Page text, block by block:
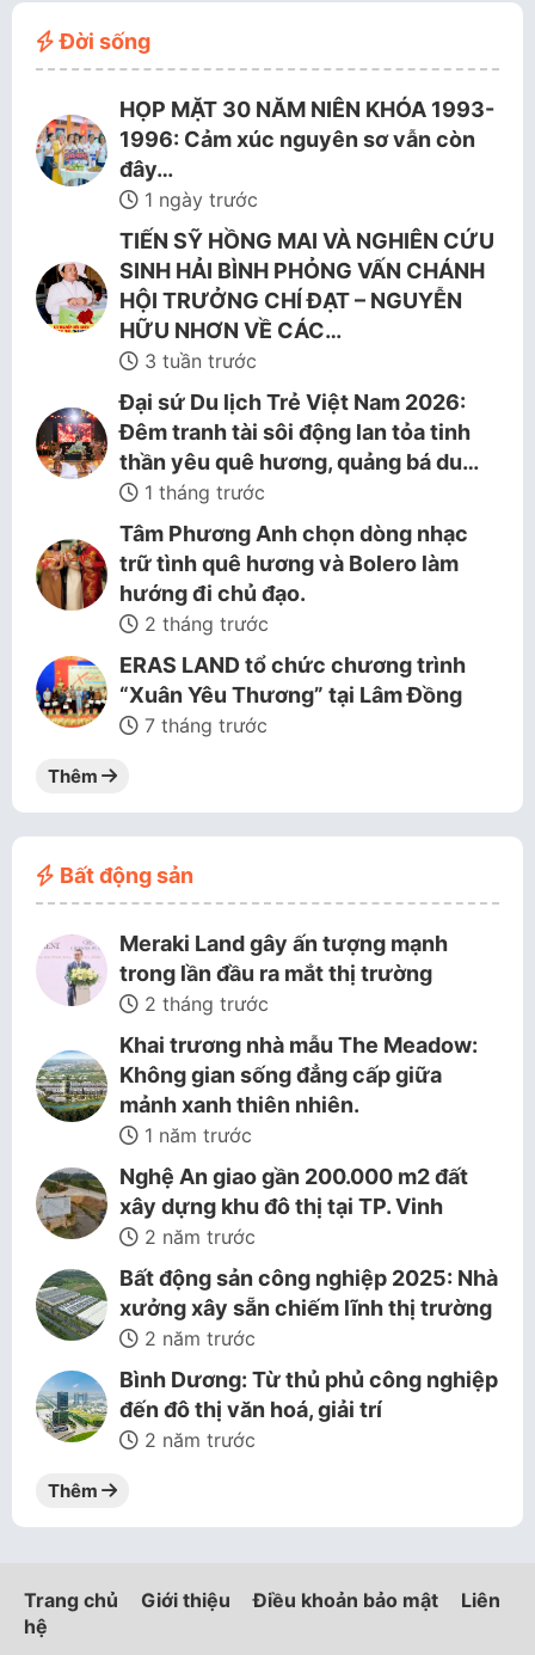
Đời sống
HỌP MẶT 30 NĂM NIÊN KHÓA 1993-
1996: Cảm xúc nguyên sơ vẫn còn
đây…
1 ngày trước
TIẾN SỸ HỒNG MAI VÀ NGHIÊN CỨU
SINH HẢI BÌNH PHỎNG VẤN CHÁNH
HỘI TRƯỞNG CHÍ ĐẠT – NGUYỄN
HỮU NHƠN VỀ CÁC…
3 tuần trước
Đại sứ Du lịch Trẻ Việt Nam 2026:
Đêm tranh tài sôi động lan tỏa tinh
thần yêu quê hương, quảng bá du…
1 tháng trước
Tâm Phương Anh chọn dòng nhạc
trữ tình quê hương và Bolero làm
hướng đi chủ đạo.
2 tháng trước
ERAS LAND tổ chức chương trình
“Xuân Yêu Thương” tại Lâm Đồng
7 tháng trước
Thêm
Bất động sản
Meraki Land gây ấn tượng mạnh
trong lần đầu ra mắt thị trường
2 tháng trước
Khai trương nhà mẫu The Meadow:
Không gian sống đẳng cấp giữa
mảnh xanh thiên nhiên.
1 năm trước
Nghệ An giao gần 200.000 m2 đất
xây dựng khu đô thị tại TP. Vinh
2 năm trước
Bất động sản công nghiệp 2025: Nhà
xưởng xây sẵn chiếm lĩnh thị trường
2 năm trước
Bình Dương: Từ thủ phủ công nghiệp
đến đô thị văn hoá, giải trí
2 năm trước
Thêm
Trang chủ Giới thiệu Điều khoản bảo mật
Liên
hệ